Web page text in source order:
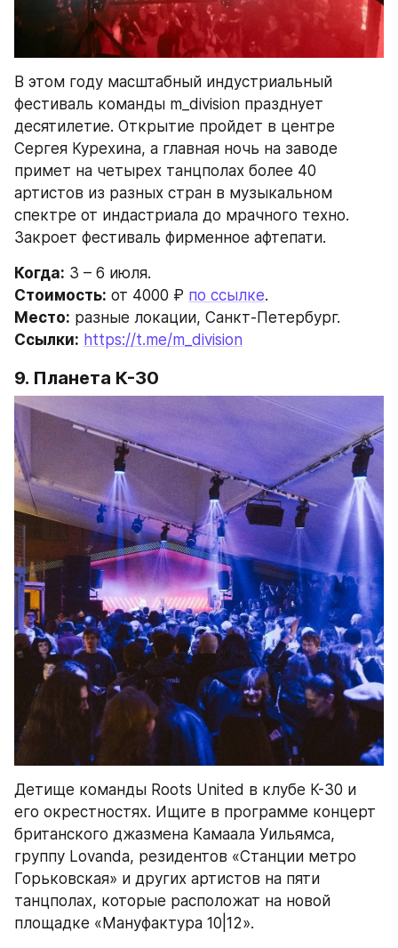
В этом году масштабный индустриальный
фестиваль команды m_division празднует
десятилетие. Открытие пройдет в центре
Сергея Курехина, а главная ночь на заводе
примет на четырех танцполах более 40
артистов из разных стран в музыкальном
спектре от индастриала до мрачного техно.
Закроет фестиваль фирменное афтепати.
Когда: 3 – 6 июля.
Стоимость: от 4000 ₽ по ссылке.
Место: разные локации, Санкт-Петербург.
Ссылки: https://t.me/m_division
9. Планета К-30
Детище команды Roots United в клубе К-30 и
его окрестностях. Ищите в программе концерт
британского джазмена Камаала Уильямса,
группу Lovanda, резидентов «Станции метро
Горьковская» и других артистов на пяти
танцполах, которые расположат на новой
площадке «Мануфактура 10|12».